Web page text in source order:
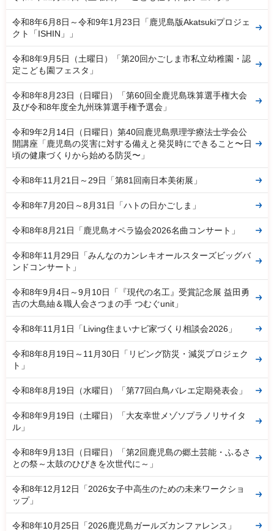
令和8年6月8日～令和9年1月23日「鹿児島版Akatsukiプロジェ
クト「ISHIN」」
令和8年9月5日（土曜日）「第20回かごしま市私立幼稚園・認
定こども園フェスタ」
令和8年8月23日（日曜日）「第60回全鹿児島珠算選手権大会
及び令和8年度全九州珠算選手権予選会」
令和9年2月14日（日曜日）第40回鹿児島県理学療法士学会公
開講座「鹿児島の災害に対する備えと発災時にできること〜日
頃の健康づくりから始める防災〜」
令和8年11月21日～29日「第81回南日本美術展」
令和8年7月20日～8月31日「ハトの日かごしま」
令和8年8月21日「鹿児島オペラ協会2026名曲コンサート」
令和8年11月29日「みんなのカンレキオールスターズビッグバ
ンドコンサート」
令和8年9月4日～9月10日「『現代の名工』受賞記念展 益田勇
吉の大島紬＆職人会さつまの手 つむぐunit」
令和8年11月1日「Living住まいナビ家づくり相談会2026」
令和8年8月19日～11月30日「リビング防災・減災プロジェク
ト」
令和8年8月19日（水曜日）「第77回白鳥バレエ定期発表会」
令和8年9月19日（土曜日）「大友幸世メゾソプラノリサイタ
ル」
令和8年9月13日（日曜日）「第2回鹿児島の郷土芸能・ふるさ
との祭～太鼓のひびきを次世代に～」
令和8年12月12日「2026女子中高生のための未来ワークショ
ップ」
令和8年10月25日「2026鹿児島ガールズカンファレンス」